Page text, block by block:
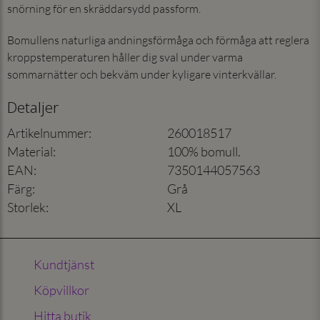
snörning för en skräddarsydd passform.
Bomullens naturliga andningsförmåga och förmåga att reglera
kroppstemperaturen håller dig sval under varma
sommarnätter och bekväm under kyligare vinterkvällar.
Detaljer
Artikelnummer:
260018517
Material:
100% bomull.
EAN:
7350144057563
Färg:
Grå
Storlek: XL
Kundtjänst
Köpvillkor
Hitta butik